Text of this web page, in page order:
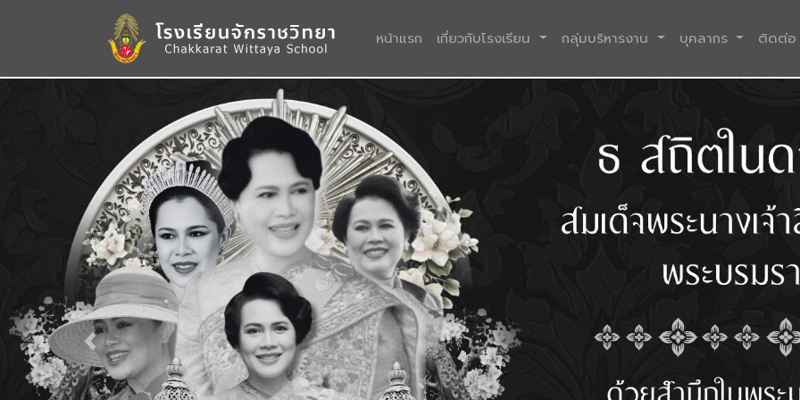
หน้าแรก (current)
เกี่ยวกับโรงเรียน กลุ่มบริหารงาน บุคลากร ติดต่อ
Previous